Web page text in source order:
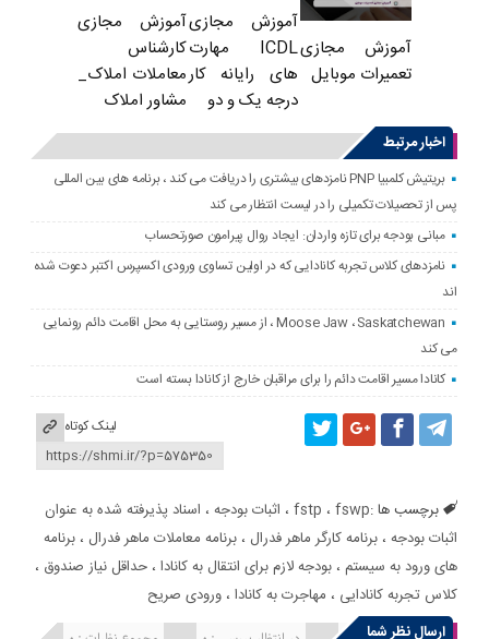
آموزش مجازی
تعمیرات موبایل
آموزش مجازی
ICDL مهارت
های رایانه کار
درجه یک و دو
آموزش مجازی
کارشناس
معاملات املاک_
مشاور املاک
اخبار مرتبط
بریتیش کلمبیا PNP نامزدهای بیشتری را دریافت می کند ، برنامه های بین المللی
پس از تحصیلات تکمیلی را در لیست انتظار می کند
مبانی بودجه برای تازه واردان: ایجاد روال پیرامون صورتحساب
نامزدهای کلاس تجربه کانادایی که در اولین تساوی ورودی اکسپرس اکتبر دعوت شده
اند
Moose Jaw ، Saskatchewan ، از مسیر روستایی به محل اقامت دائم رونمایی
می کند
کانادا مسیر اقامت دائم را برای مراقبان خارج از کانادا بسته است
لینک کوتاه
برچسب ها : fstp ، fswp ، اثبات بودجه ، اسناد پذیرفته شده به عنوان
اثبات بودجه ،برنامه کارگر ماهر فدرال ،برنامه معاملات ماهر فدرال ،برنامه
های ورود به سیستم ،بودجه لازم برای انتقال به کانادا ،حداقل نیاز صندوق ،
کلاس تجربه کانادایی ، مهاجرت به کانادا ،ورودی صریح
ارسال نظر شما